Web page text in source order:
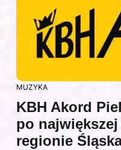
MUZYKA
KBH Akord
po
regionie